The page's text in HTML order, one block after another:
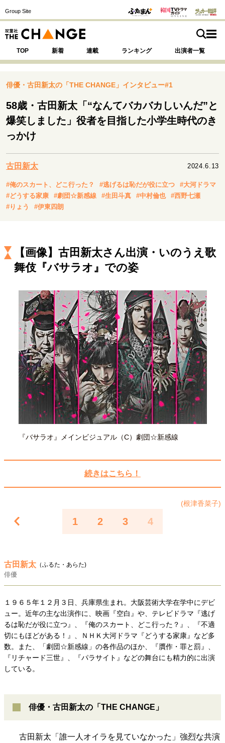
Group Site
TOP 新着 連載 ランキング 出演者一覧
SPECIAL 注目の記事テーマで探す
運命を変えた出会い
挫折からの再起
表現者の葛藤
人生が動いた日 10代の挫折と原点
セカンドキャリアの描き方
独立という決断
大人の学び直し
ファーストキャリアを拓く
夢を掴む選択
経営・ビジネス
リーダーの流儀 変革の原動力
次世代へのバトン
トップが描く未来
マインドセット
重圧との向き合い方 一流のルーティン
20代の現在地
忘れられない言葉
10代・20代の土台
40代からの景色 50代のリアル
美しさの哲学
親になるということ
私を彩るエッセンス
60代のネクストステージ
70代のグランドデザイン
社会・カルチャー・マネー
俳優・古田新太の「THE CHANGE」インタビュー#1
58歳・古田新太「“なんてバカバカしいんだ”と
爆笑しました」役者を目指した小学生時代のき
っかけ
古田新太 2024.6.13
#俺のスカート、どこ行った？ #逃げるは恥だが役に立つ
#大河ドラマ
#どうする家康
#劇団☆新感線 #生田斗真 #中村倫也
#西野七瀬
#りょう
#伊東四朗
【画像】古田新太さん出演・いのうえ歌
舞伎『バサラオ』での姿
『バサラオ』メインビジュアル（C）劇団☆新感線
続きはこちら！
(根津香菜子)
1 2 3 4
古田新太 （ふるた・あらた)
俳優
１９６５年１２月３日、兵庫県生まれ。大阪芸術大学在学中にデビ
ュー。近年の主な出演作に、映画『空白』や、テレビドラマ『逃げ
るは恥だが役に立つ』、『俺のスカート、どこ行った？』、『不適
切にもほどがある！』、ＮＨＫ大河ドラマ『どうする家康』など多
数。また、「劇団☆新感線」の各作品のほか、『贋作・罪と罰』、
『リチャード三世』、『パラサイト』などの舞台にも精力的に出演
している。
俳優・古田新太の「THE CHANGE」
古田新太「誰一人オイラを見ていなかった」強烈な共演